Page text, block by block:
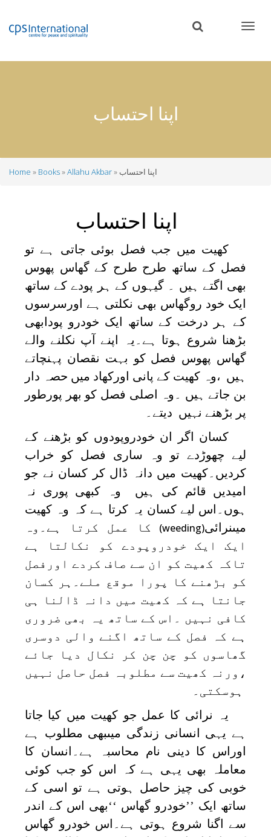
content
اپنا احتساب
Home Books Allahu Akbar اپنا احتساب
اپنا احتساب
کھیت میں جب فصل بوئی جاتی ہے تو
فصل کے ساتھ طرح طرح کے گھاس پھوس
بھی اگتے ہیں ۔ گیہوں کے ہر پودے کے ساتھ
ایک خود روگھاس بھی نکلتی ہے اورسرسوں
کے ہر درخت کے ساتھ ایک خودرو پودابھی
بڑھنا شروع ہوتا ہے۔یہ اپنے آپ نکلنے والے
گھاس پھوس فصل کو بہت نقصان پہنچاتے
ہیں ،وہ کھیت کے پانی اورکھاد میں حصہ دار
بن جاتے ہیں ۔وہ اصلی فصل کو بھر پورطور
پر بڑھنے نہیں دیتے۔
کسان اگر ان خودروپودوں کو بڑھنے کے
لیے چھوڑدے تو وہ ساری فصل کو خراب
کردیں۔کھیت میں دانہ ڈال کر کسان نے جو
امیدیں قائم کی ہیں وہ کبھی پوری نہ
ہوں۔اس لیے کسان یہ کرتا ہے کہ وہ کھیت
میںنرائی(weeding)
کا عمل کرتا ہے۔وہ
ایک ایک خودروپودے کو نکالتا ہے
تاکہ کھیت کو ان سے صاف کردے اورفصل
کو بڑھنے کا پورا موقع ملے۔ہر کسان
جانتا ہے کہ کھیت میں دانہ ڈالنا ہی
کافی نہیں ۔اس کے ساتھ یہ بھی ضروری
ہے کہ فصل کے ساتھ اگنے والی دوسری
گھاسوں کو چن چن کر نکال دیا جائے
،ورنہ کھیت سے مطلوبہ فصل حاصل نہیں
ہوسکتی۔
یہ نرائی کا عمل جو کھیت میں کیا جاتا
ہے یہی انسانی زندگی میںبھی مطلوب ہے
اوراس کا دینی نام محاسبہ ہے۔انسان کا
معاملہ بھی یہی ہے کہ اس کو جب کوئی
خوبی کی چیز حاصل ہوتی ہے تو اسی کے
ساتھ ایک ’’خودرو گھاس ‘‘بھی اس کے اندر
سے اگنا شروع ہوتی ہے۔اس خودرو گھاس